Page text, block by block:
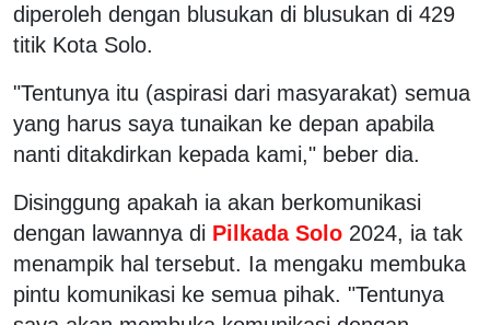
diperoleh dengan blusukan di blusukan di 429
titik Kota Solo.
"Tentunya itu (aspirasi dari masyarakat) semua
yang harus saya tunaikan ke depan apabila
nanti ditakdirkan kepada kami," beber dia.
Disinggung apakah ia akan berkomunikasi
dengan lawannya di Pilkada Solo 2024, ia tak
menampik hal tersebut. Ia mengaku membuka
pintu komunikasi ke semua pihak. "Tentunya